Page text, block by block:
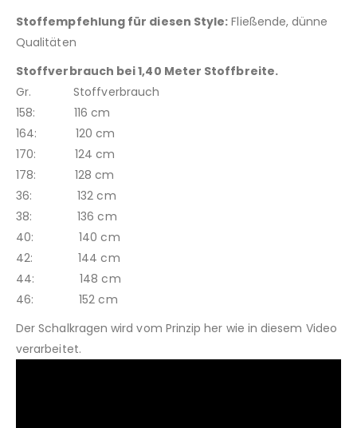
Stoffempfehlung für diesen Style: Fließende, dünne
Qualitäten
Stoffverbrauch bei 1,40 Meter Stoffbreite.
Gr. Stoffverbrauch
158: 116 cm
164: 120 cm
170: 124 cm
178: 128 cm
36: 132 cm
38: 136 cm
40: 140 cm
42: 144 cm
44: 148 cm
46: 152 cm
Der Schalkragen wird vom Prinzip her wie in diesem Video
verarbeitet.